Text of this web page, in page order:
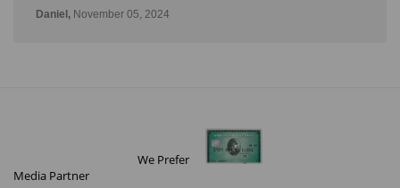
Daniel, November 05, 2024
We Prefer
Media Partner